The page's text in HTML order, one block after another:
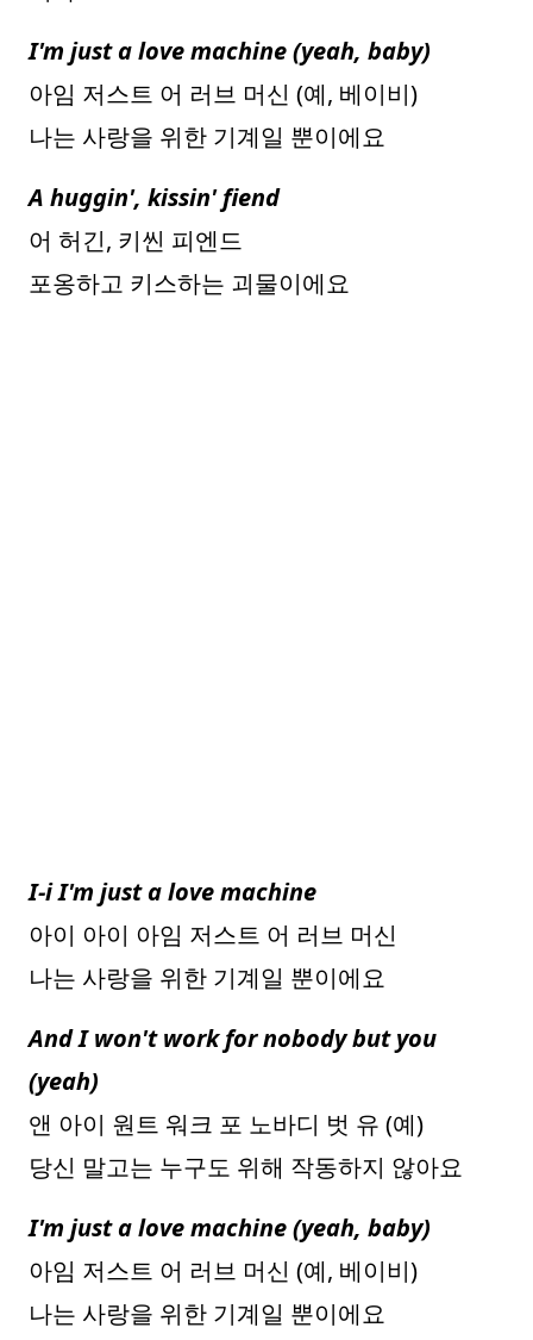
I'm just a love machine (yeah, baby)
아임 저스트 어 러브 머신 (예, 베이비)
나는 사랑을 위한 기계일 뿐이에요
A huggin', kissin' fiend
어 허긴, 키씬 피엔드
포옹하고 키스하는 괴물이에요
I-i I'm just a love machine
아이 아이 아임 저스트 어 러브 머신
나는 사랑을 위한 기계일 뿐이에요
And I won't work for nobody but you
(yeah)
앤 아이 원트 워크 포 노바디 벗 유 (예)
당신 말고는 누구도 위해 작동하지 않아요
I'm just a love machine (yeah, baby)
아임 저스트 어 러브 머신 (예, 베이비)
나는 사랑을 위한 기계일 뿐이에요